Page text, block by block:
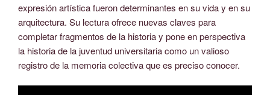
expresión artística fueron determinantes en su vida y en su
arquitectura. Su lectura ofrece nuevas claves para
completar fragmentos de la historia y pone en perspectiva
la historia de la juventud universitaria como un valioso
registro de la memoria colectiva que es preciso conocer.